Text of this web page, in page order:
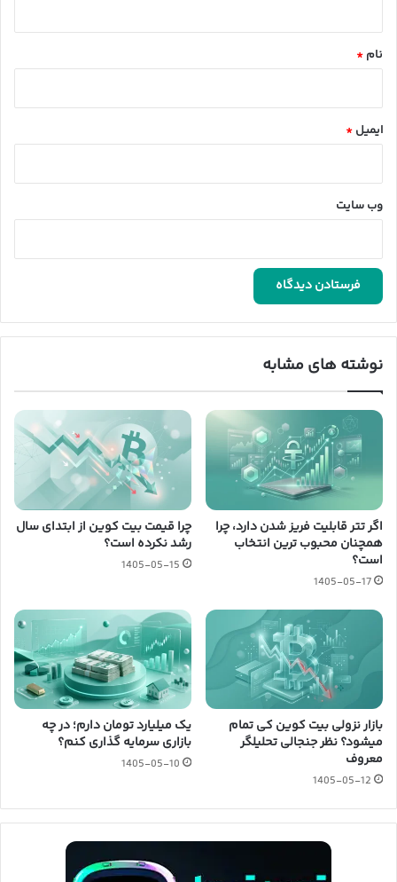
نام *
ایمیل *
وب‌ سایت
نوشته های مشابه
اگر تتر قابلیت فریز شدن دارد، چرا
همچنان محبوب ترین انتخاب
است؟
1405-05-17
چرا قیمت بیت کوین از ابتدای سال
رشد نکرده است؟
1405-05-15
بازار نزولی بیت کوین کی تمام
میشود؟ نظر جنجالی تحلیلگر
معروف
1405-05-12
یک میلیارد تومان دارم؛ در چه
بازاری سرمایه گذاری کنم؟
1405-05-10